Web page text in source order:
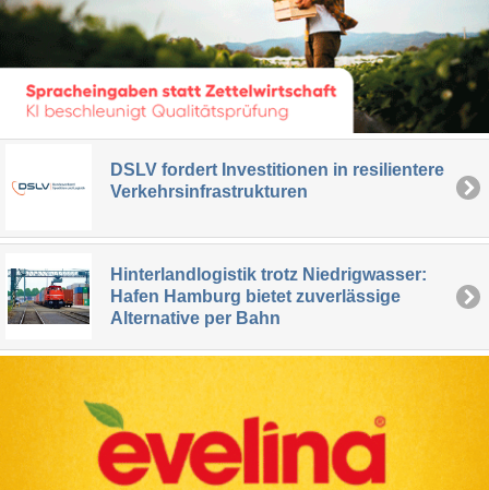
DSLV fordert Investitionen in resilientere
Verkehrsinfrastrukturen
Hinterlandlogistik trotz Niedrigwasser:
Hafen Hamburg bietet zuverlässige
Alternative per Bahn